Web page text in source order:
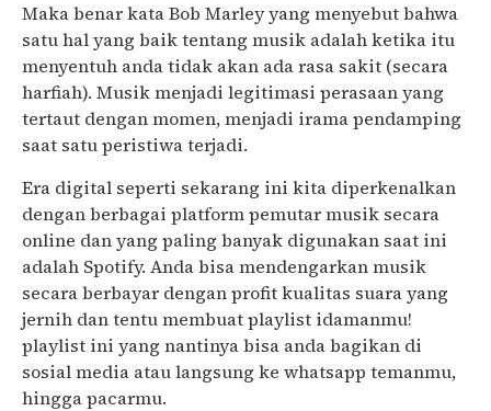
Maka benar kata Bob Marley yang menyebut bahwa
satu hal yang baik tentang musik adalah ketika itu
menyentuh anda tidak akan ada rasa sakit (secara
harfiah). Musik menjadi legitimasi perasaan yang
tertaut dengan momen, menjadi irama pendamping
saat satu peristiwa terjadi.
Era digital seperti sekarang ini kita diperkenalkan
dengan berbagai platform pemutar musik secara
online dan yang paling banyak digunakan saat ini
adalah Spotify. Anda bisa mendengarkan musik
secara berbayar dengan profit kualitas suara yang
jernih dan tentu membuat playlist idamanmu!
playlist ini yang nantinya bisa anda bagikan di
sosial media atau langsung ke whatsapp temanmu,
hingga pacarmu.